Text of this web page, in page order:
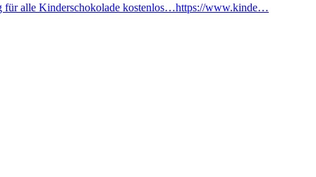
für alle Kinderschokolade kostenlos…https://www.kinde…